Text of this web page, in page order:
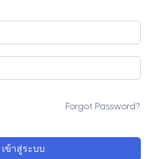
Forgot Password?
เข้าสู่ระบบ